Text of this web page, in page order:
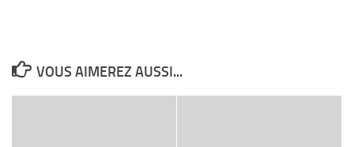
VOUS AIMEREZ AUSSI...